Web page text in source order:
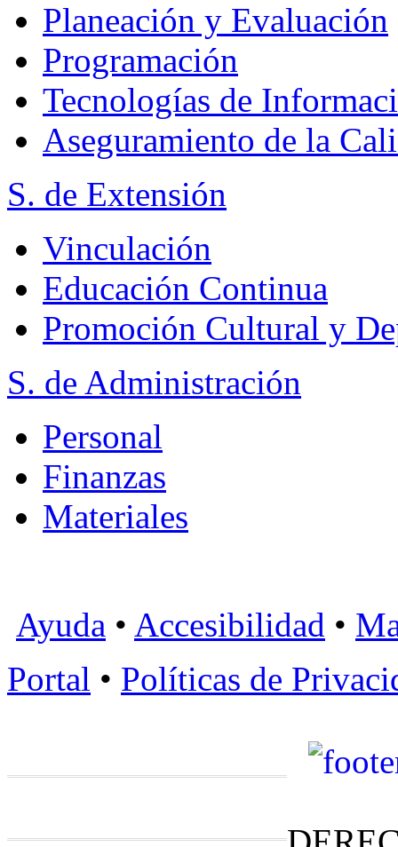
Planeación y Evaluación
Programación
Tecnologías de
Aseguramiento de la
S. de Extensión
Vinculación
Educación Continua
Promoción Cultural y
S. de Administración
Personal
Finanzas
Materiales
Ayuda • Accesibilidad •
Portal • Políticas de